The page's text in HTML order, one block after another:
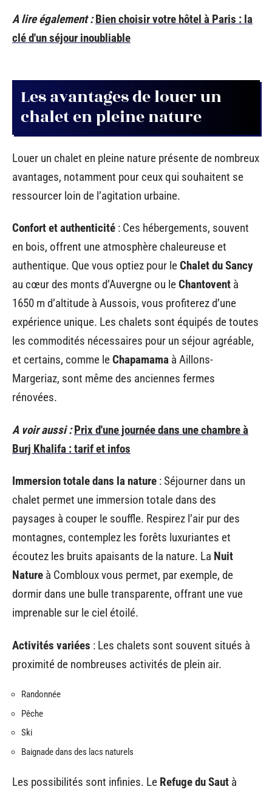
A lire également : Bien choisir votre hôtel à Paris : la
clé d'un séjour inoubliable
Les avantages de louer un
chalet en pleine nature
Louer un chalet en pleine nature présente de nombreux
avantages, notamment pour ceux qui souhaitent se
ressourcer loin de l’agitation urbaine.
Confort et authenticité : Ces hébergements, souvent
en bois, offrent une atmosphère chaleureuse et
authentique. Que vous optiez pour leChalet du Sancy
au cœur des monts d’Auvergne ou leChantovent à
1650 m d’altitude à Aussois, vous profiterez d’une
expérience unique. Les chalets sont équipés de toutes
les commodités nécessaires pour un séjour agréable,
et certains, comme leChapamama à Aillons-
Margeriaz, sont même des anciennes fermes
rénovées.
A voir aussi : Prix d'une journée dans une chambre à
Burj Khalifa : tarif et infos
Immersion totale dans la nature : Séjourner dans un
chalet permet une immersion totale dans des
paysages à couper le souffle. Respirez l’air pur des
montagnes, contemplez les forêts luxuriantes et
écoutez les bruits apaisants de la nature. La Nuit
Nature à Combloux vous permet, par exemple, de
dormir dans une bulle transparente, offrant une vue
imprenable sur le ciel étoilé.
Activités variées : Les chalets sont souvent situés à
proximité de nombreuses activités de plein air.
Randonnée
Pêche
Ski
Baignade dans des lacs naturels
Les possibilités sont infinies. Le Refuge du Saut à